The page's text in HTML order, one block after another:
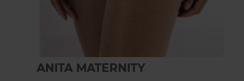
ANITA MATERNITY